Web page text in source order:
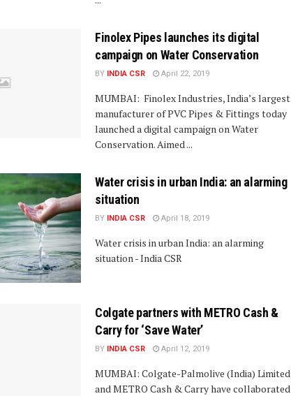
Finolex Pipes launches its digital
campaign on Water Conservation
BY INDIA CSR April 22, 2019
MUMBAI: Finolex Industries, India’s largest
manufacturer of PVC Pipes & Fittings today
launched a digital campaign on Water
Conservation. Aimed ...
Water crisis in urban India: an alarming
situation
BY INDIA CSR April 18, 2019
Water crisis in urban India: an alarming
situation - India CSR
Colgate partners with METRO Cash &
Carry for ‘Save Water’
BY INDIA CSR April 12, 2019
MUMBAI: Colgate-Palmolive (India) Limited
and METRO Cash & Carry have collaborated